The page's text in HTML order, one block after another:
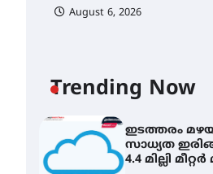
August 6, 2026
Trending Now
August 6, 2026
ഇടത്തരം
സാധ്യത
4.4 മില്ലി